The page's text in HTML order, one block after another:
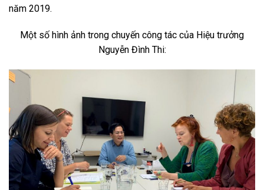
năm 2019.
Một số hình ảnh trong chuyến công tác của Hiệu trưởng
Nguyễn Đình Thi: